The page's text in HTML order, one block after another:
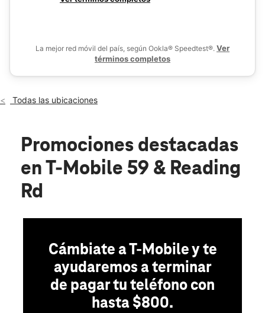
10:00 a.m. a 8:00 p.m.
La mejor red móvil del país, según Ookla® Speedtest®. Ver
términos completos
Todas las ubicaciones
Promociones destacadas
en T-Mobile 59 & Reading
Rd
Cámbiate a T-Mobile y te
ayudaremos a terminar
de pagar tu teléfono con
hasta $800.